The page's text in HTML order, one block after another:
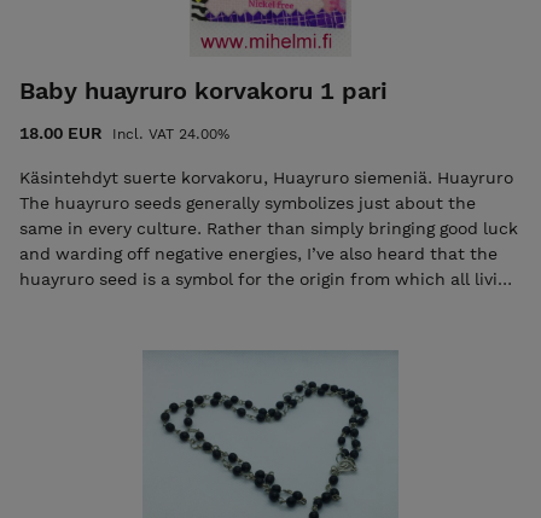
Baby huayruro korvakoru 1 pari
18.00 EUR Incl. VAT 24.00%
Käsintehdyt suerte korvakoru, Huayruro siemeniä. Huayruro
The huayruro seeds generally symbolizes just about the
same in every culture. Rather than simply bringing good luck
and warding off negative energies, I’ve also heard that the
huayruro seed is a symbol for the origin from which all living
abundance. Because of the seed’s emblematic nature, they
have played an important role in my culture and life.
Materiaalit: huayruro Korvakorukoukut ovat nikkeli- ja
lyijyvapaata päällystetty hopealla. Muista Korut eivät kestä
liallista kosteutta ja kuumuutta eikä kemikaaleja. Puhdista
pehmeällä liinalla ylläpitää kiiltoa. Tämä tuote on 100%
luonnollinen, ekologinen ja käsintehtyjä Suunniteltu ja